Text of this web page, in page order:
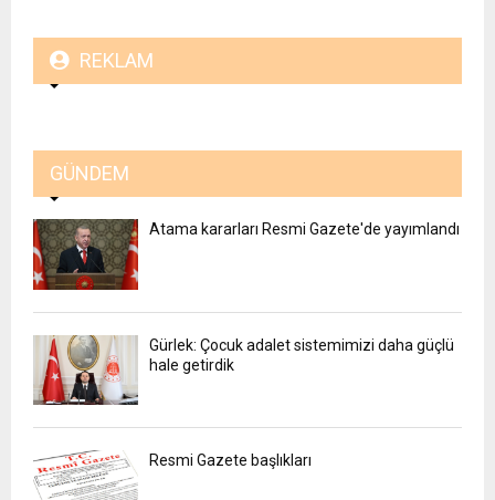
REKLAM
GÜNDEM
Atama kararları Resmi Gazete'de yayımlandı
Gürlek: Çocuk adalet sistemimizi daha güçlü
hale getirdik
Resmi Gazete başlıkları